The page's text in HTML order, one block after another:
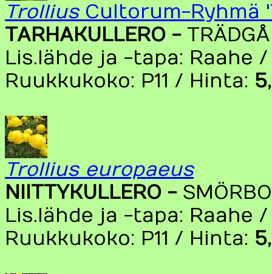
Trollius Cultorum-Ryhmä
TARHAKULLERO -
Lis.lähde ja -tapa: Raahe
Ruukkukoko: P11 / Hinta:
Trollius europaeus
NIITTYKULLERO -
Lis.lähde ja -tapa: Raahe
Ruukkukoko: P11 / Hinta: